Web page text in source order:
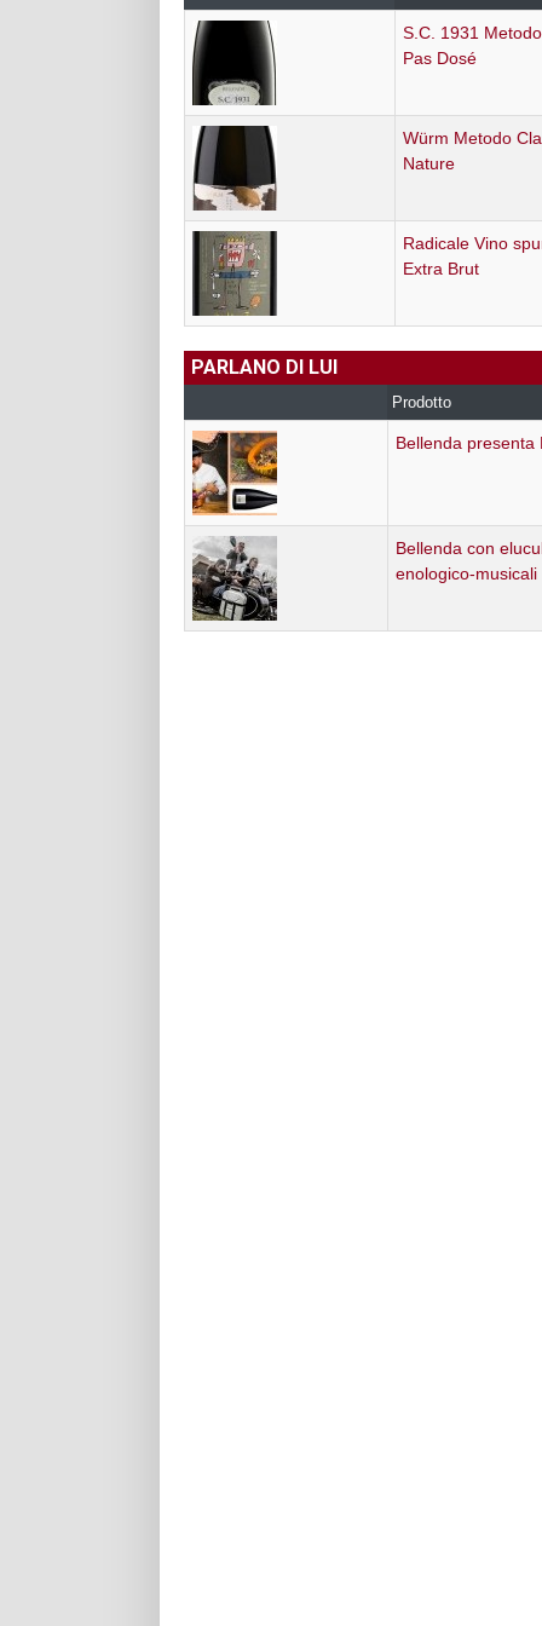
S.C. 1931
Pas Dosé
Würm Metodo
Nature
Radicale Vino
Extra Brut
PARLANO DI LUI
Prodotto
Bellenda presenta
Bellenda con
enologico-musicali